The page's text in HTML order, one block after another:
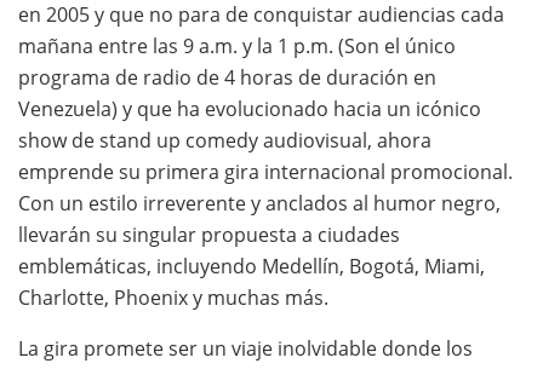
en 2005 y que no para de conquistar audiencias cada
mañana entre las 9 a.m. y la 1 p.m. (Son el único
programa de radio de 4 horas de duración en
Venezuela) y que ha evolucionado hacia un icónico
show de stand up comedy audiovisual, ahora
emprende su primera gira internacional promocional.
Con un estilo irreverente y anclados al humor negro,
llevarán su singular propuesta a ciudades
emblemáticas, incluyendo Medellín, Bogotá, Miami,
Charlotte, Phoenix y muchas más.
La gira promete ser un viaje inolvidable donde los